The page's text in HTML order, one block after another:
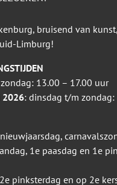
bruisend van
Limburg!
13.00 – 17.00 uur
2026: dinsdag t/m
1e paasdag en 1e
pinksterdag en op 2e